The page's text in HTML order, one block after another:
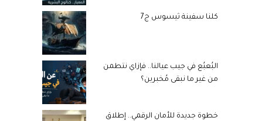
كلنا سفينة ثيسوس ج7
البُعبُع في جيب عيالنا.. فإزاي نتطمن
من غير ما نبقى مُخبرين؟
خطوة جديدة للأمان الرقمي.. إطلاق